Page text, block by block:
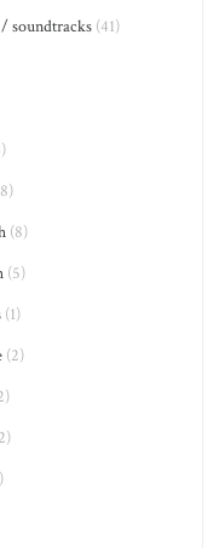
soundtracks(41)
(8)
(5)
(1)
(2)